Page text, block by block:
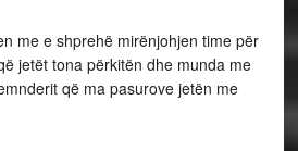
me e shprehë mirënjohjen time për
jetët tona përkitën dhe munda me
që ma pasurove jetën me